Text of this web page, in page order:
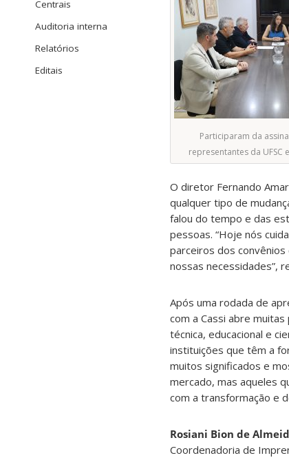
Centrais
Auditoria interna
Relatórios
Editais
Participaram da
representantes da UFSC
O diretor Fernando
qualquer tipo de
falou do tempo e das
pessoas. “Hoje nós
parceiros dos
nossas necessidades”,
Após uma rodada de
com a Cassi abre
técnica, educacional e
instituições que têm a
muitos significados e
mercado, mas aqueles
com a transformação e
Rosiani Bion de
Coordenadoria de